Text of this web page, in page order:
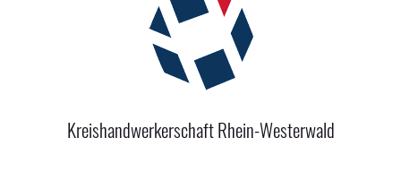
Kreishandwerkerschaft Rhein-Westerwald